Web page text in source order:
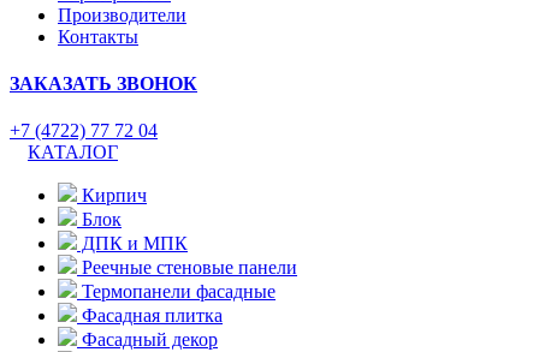
Производители
Контакты
ЗАКАЗАТЬ ЗВОНОК
+7 (4722) 77 72 04
КАТАЛОГ
Кирпич
Блок
ДПК и МПК
Реечные стеновые панели
Термопанели фасадные
Фасадная плитка
Фасадный декор